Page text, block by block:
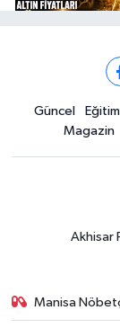
Güncel Eğitim
Magazin
Akhisar
Manisa